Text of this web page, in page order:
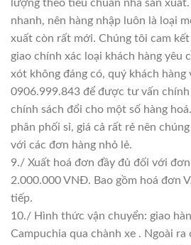
lượng theo tiêu chuẩn nhà sản
nhanh, nên hàng nhập luôn là loại
xuất còn rất mới. Chúng tôi cam kết
giao chính xác loại khách hàng yêu
xót không đáng có, quý khách hàng
0906.999.843 để được tư vấn
chính sách đổi cho một số hàng
phân phối sỉ, giá cả rất rẻ nên
với các đơn hàng nhỏ lẻ.
9./ Xuất hoá đơn đầy đủ đối với
2.000.000 VNĐ. Bao gồm hoá đơn
tiếp.
10./ Hình thức vận chuyển: giao
Campuchia qua chành xe . Ngoài